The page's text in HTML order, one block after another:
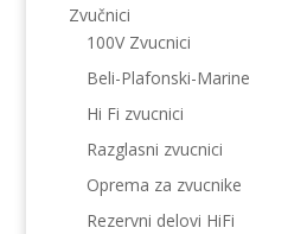
Zvučnici
100V Zvucnici
Beli-Plafonski-Marine
Hi Fi zvucnici
Razglasni zvucnici
Oprema za zvucnike
Rezervni delovi HiFi